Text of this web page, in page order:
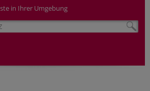
in Ihrer Umgebung